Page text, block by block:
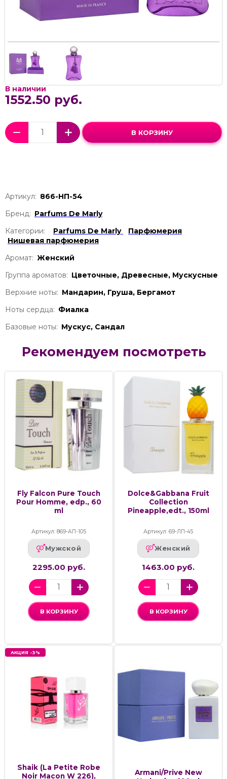
В наличии
1552.50 руб.
В КОРЗИНУ
Артикул: 866-НП-54
Бренд: Parfums De Marly
Категории:
Parfums De Marly
Парфюмерия
Нишевая парфюмерия
Аромат: Женский
Группа ароматов: Цветочные, Древесные, Мускусные
Верхние ноты: Мандарин, Груша, Бергамот
Ноты сердца: Фиалка
Базовые ноты: Мускус, Сандал
Рекомендуем посмотреть
Fly Falcon Pure Touch
Pour Homme, edp., 60
ml
Артикул: 869-АП-105
Мужской
2295.00 руб.
В КОРЗИНУ
Dolce&Gabbana Fruit
Collection
Pineapple,edt., 150ml
Артикул: 69-ЛП-45
Женский
1463.00 руб.
В КОРЗИНУ
АКЦИЯ -3%
Shaik (La Petite Robe
Noir Macon W 226),
Armani/Prive New